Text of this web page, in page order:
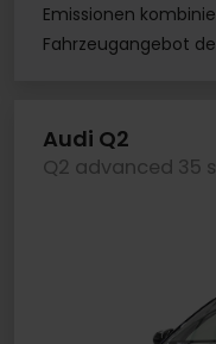
Emissionen
Fahrzeugangebot
Audi Q2